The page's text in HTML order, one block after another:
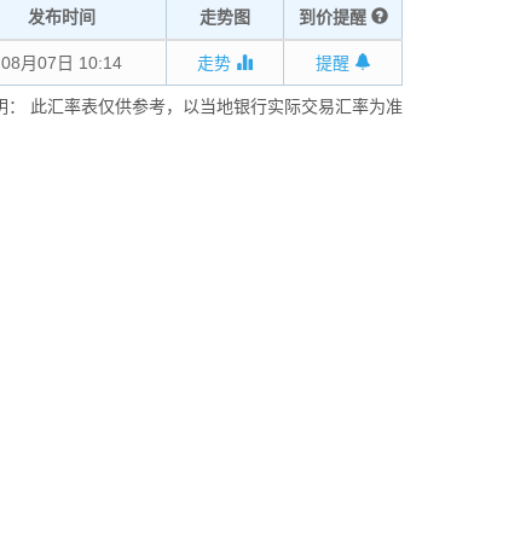
发布时间 走势图 到价提醒
08月07日 10:14 走势 提醒
： 此汇率表仅供参考，以当地银行实际交易汇率为准